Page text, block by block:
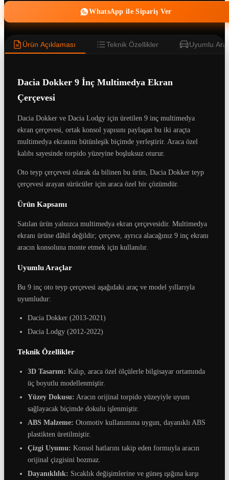
WhatsApp ile Sipariş Ver
Ürün Açıklaması Teknik Özellikler Uyumlu
Dacia Dokker 9 İnç Multimedya Ekran
Çerçevesi
Dacia Dokker ve Dacia Lodgy için üretilen 9 inç multimedya
ekran çerçevesi, ortak konsol yapısını paylaşan bu iki araçta
multimedya ekranını bütünleşik biçimde yerleştirir. Araca özel
kalıbı sayesinde torpido yüzeyine boşluksuz oturur.
Oto teyp çerçevesi olarak da bilinen bu ürün, Dacia Dokker teyp
çerçevesi arayan sürücüler için araca özel bir çözümdür.
Ürün Kapsamı
Satılan ürün yalnızca multimedya ekran çerçevesidir. Multimedya
ekranı ürüne dâhil değildir; çerçeve, ayrıca alacağınız 9 inç ekranı
aracın konsoluna monte etmek için kullanılır.
Uyumlu Araçlar
Bu 9 inç oto teyp çerçevesi aşağıdaki araç ve model yıllarıyla
uyumludur:
Dacia Dokker (2013-2021)
Dacia Lodgy (2012-2022)
Teknik Özellikler
3D Tasarım: Kalıp, araca özel ölçülerle bilgisayar ortamında
üç boyutlu modellenmiştir.
Yüzey Dokusu: Aracın orijinal torpido yüzeyiyle uyum
sağlayacak biçimde dokulu işlenmiştir.
ABS Malzeme: Otomotiv kullanımına uygun, dayanıklı ABS
plastikten üretilmiştir.
Çizgi Uyumu: Konsol hatlarını takip eden formuyla aracın
orijinal çizgisini bozmaz.
Dayanıklılık: Sıcaklık değişimlerine ve güneş ışığına karşı